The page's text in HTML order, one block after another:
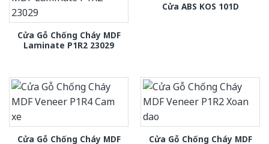
Cửa Gỗ Chống Cháy MDF
Laminate P1R2 23029
Cửa ABS KOS 101D
Cửa Gỗ Chống Cháy MDF
Cửa Gỗ Chống Cháy MDF